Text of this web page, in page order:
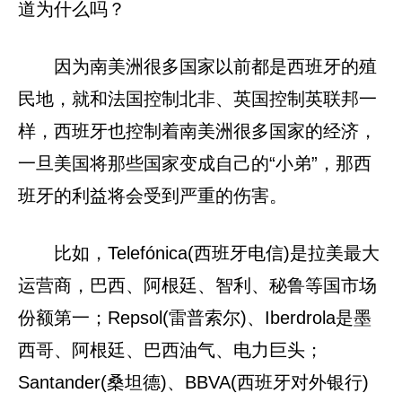
道为什么吗？
因为南美洲很多国家以前都是西班牙的殖
民地，就和法国控制北非、英国控制英联邦一
样，西班牙也控制着南美洲很多国家的经济，
一旦美国将那些国家变成自己的“小弟”，那西
班牙的利益将会受到严重的伤害。
比如，Telefónica(西班牙电信)是拉美最大
运营商，巴西、阿根廷、智利、秘鲁等国市场
份额第一；Repsol(雷普索尔)、Iberdrola是墨
西哥、阿根廷、巴西油气、电力巨头；
Santander(桑坦德)、BBVA(西班牙对外银行)